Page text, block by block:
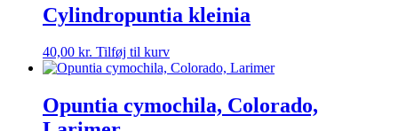
Cylindropuntia kleinia
40,00 kr. Tilføj til kurv
Opuntia cymochila, Colorado,